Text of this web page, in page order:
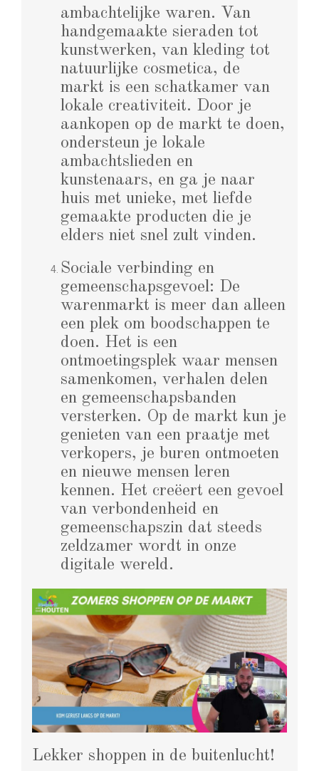
ambachtelijke waren. Van
handgemaakte sieraden tot
kunstwerken, van kleding tot
natuurlijke cosmetica, de
markt is een schatkamer van
lokale creativiteit. Door je
aankopen op de markt te doen,
ondersteun je lokale
ambachtslieden en
kunstenaars, en ga je naar
huis met unieke, met liefde
gemaakte producten die je
elders niet snel zult vinden.
Sociale verbinding en
gemeenschapsgevoel: De
warenmarkt is meer dan alleen
een plek om boodschappen te
doen. Het is een
ontmoetingsplek waar mensen
samenkomen, verhalen delen
en gemeenschapsbanden
versterken. Op de markt kun je
genieten van een praatje met
verkopers, je buren ontmoeten
en nieuwe mensen leren
kennen. Het creëert een gevoel
van verbondenheid en
gemeenschapszin dat steeds
zeldzamer wordt in onze
digitale wereld.
Lekker shoppen in de buitenlucht!